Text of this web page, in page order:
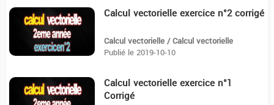
11:43 Calcul vectorielle exercice n°2 corrigé
Calcul vectorielle / Calcul vectorielle
Publié le 2019-10-10
5:40 Calcul vectorielle exercice n°1
Corrigé